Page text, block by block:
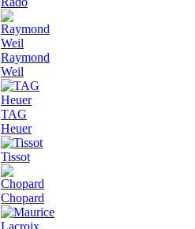
Raymond
Weil
TAG
Heuer
Tissot
Chopard